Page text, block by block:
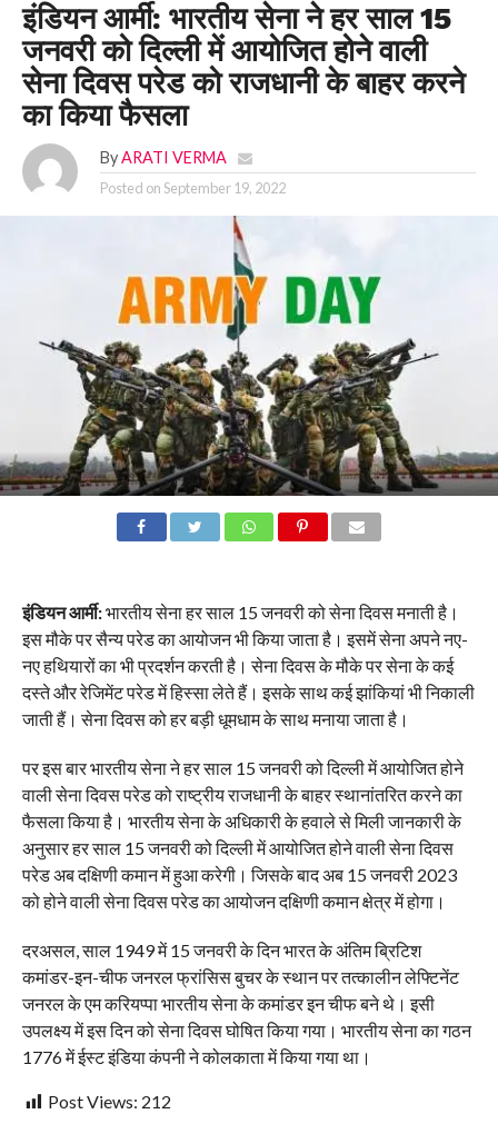
इंडियन आर्मी: भारतीय सेना ने हर साल 15
जनवरी को दिल्ली में आयोजित होने वाली
सेना दिवस परेड को राजधानी के बाहर करने
का किया फैसला
By ARATI VERMA
Posted onSeptember 19, 2022
इंडियन आर्मी:भारतीय सेना हर साल 15 जनवरी को सेना दिवस मनाती है।
इस मौके पर सैन्य परेड का आयोजन भी किया जाता है। इसमें सेना अपने नए-
नए हथियारों का भी प्रदर्शन करती है। सेना दिवस के मौके पर सेना के कई
दस्ते और रेजिमेंट परेड में हिस्सा लेते हैं। इसके साथ कई झांकियां भी निकाली
जाती हैं। सेना दिवस को हर बड़ी धूमधाम के साथ मनाया जाता है।
पर इस बार भारतीय सेना ने हर साल 15 जनवरी को दिल्ली में आयोजित होने
वाली सेना दिवस परेड को राष्ट्रीय राजधानी के बाहर स्थानांतरित करने का
फैसला किया है। भारतीय सेना के अधिकारी के हवाले से मिली जानकारी के
अनुसार हर साल 15 जनवरी को दिल्ली में आयोजित होने वाली सेना दिवस
परेड अब दक्षिणी कमान में हुआ करेगी। जिसके बाद अब 15 जनवरी 2023
को होने वाली सेना दिवस परेड का आयोजन दक्षिणी कमान क्षेत्र में होगा।
दरअसल, साल 1949 में 15 जनवरी के दिन भारत के अंतिम ब्रिटिश
कमांडर-इन-चीफ जनरल फ्रांसिस बुचर के स्थान पर तत्कालीन लेफ्टिनेंट
जनरल के एम करियप्पा भारतीय सेना के कमांडर इन चीफ बने थे। इसी
उपलक्ष्य में इस दिन को सेना दिवस घोषित किया गया। भारतीय सेना का गठन
1776 में ईस्ट इंडिया कंपनी ने कोलकाता में किया गया था।
Post Views: 212